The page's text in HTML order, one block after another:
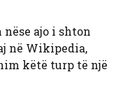
ajo i shton
në Wikipedia,
këtë turp të një